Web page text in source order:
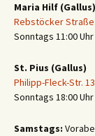
Maria Hilf (Gallus)
Rebstöcker
Sonntags 11:00 Uhr
St. Pius (Gallus)
Philipp-Fleck-Str. 13
Sonntags 18:00 Uhr
Samstags: